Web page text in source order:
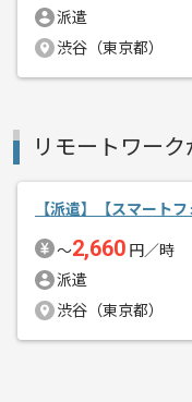
派遣
渋谷（東京都）
リモートワー
【派遣】【スマート
〜2,660 円／時
派遣
渋谷（東京都）